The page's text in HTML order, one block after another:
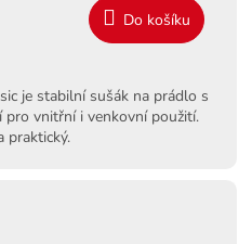
Do košíku
je stabilní sušák na prádlo s
vnitřní i venkovní použití.
praktický.